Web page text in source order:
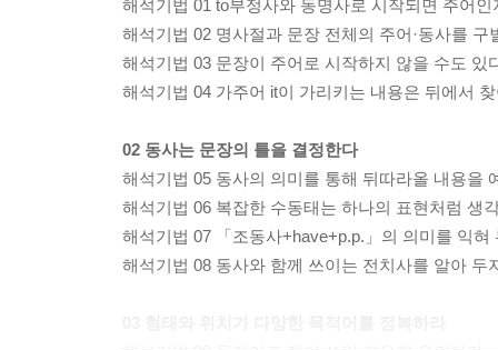
해석기법 01 to부정사와 동명사로 시작되면 주어인
해석기법 02 명사절과 문장 전체의 주어·동사를 구
해석기법 03 문장이 주어로 시작하지 않을 수도 있
해석기법 04 가주어 it이 가리키는 내용은 뒤에서
02 동사는 문장의 틀을 결정한다
해석기법 05 동사의 의미를 통해 뒤따라올 내용을
해석기법 06 복잡한 수동태는 하나의 표현처럼 생
해석기법 07 「조동사+have+p.p.」의 의미를 익혀
해석기법 08 동사와 함께 쓰이는 전치사를 알아 두